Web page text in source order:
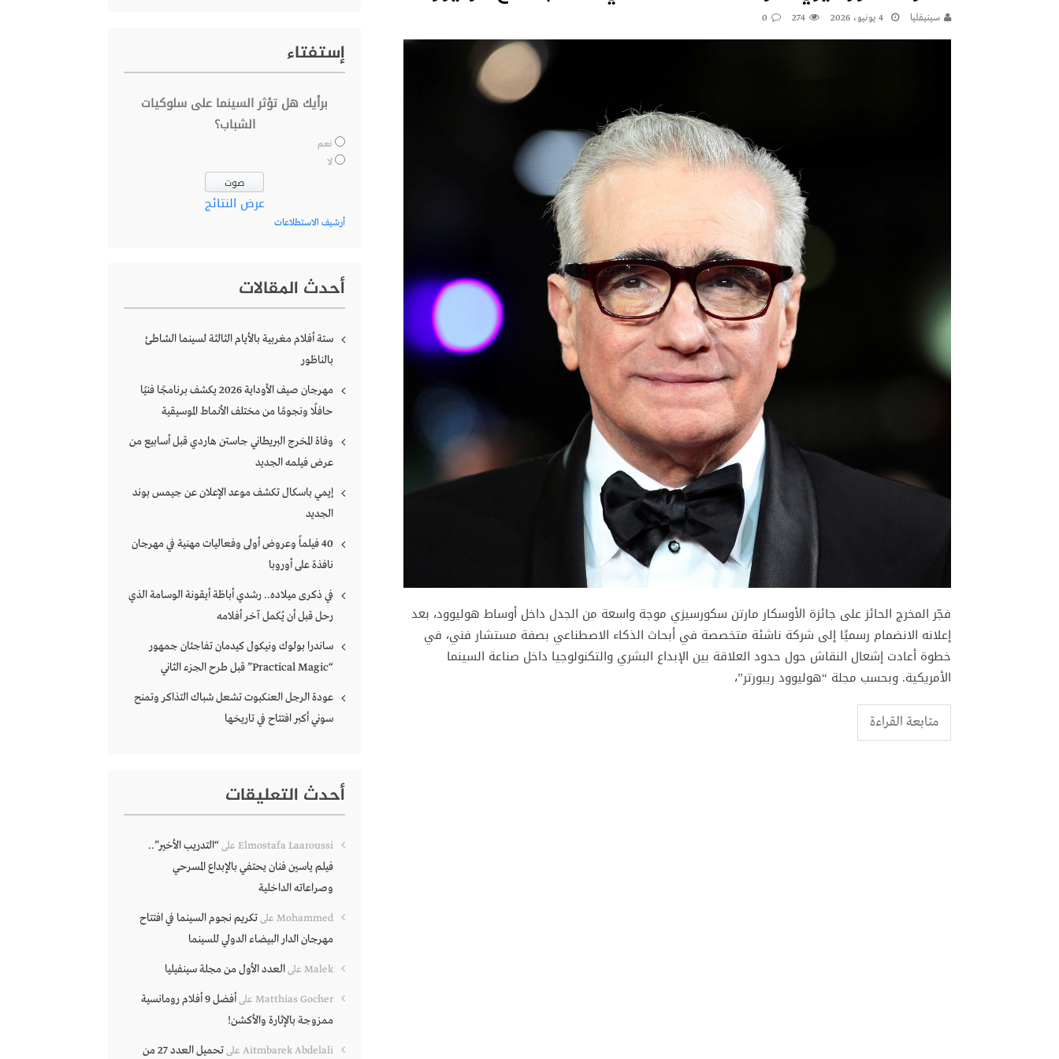
سينيفليا 4 يونيو، 2026 274
0
فجّر المخرج الحائز على جائزة الأوسكار مارتن سكورسيزي موجة واسعة من الجدل داخل أوساط هوليوود، بعد
إعلانه الانضمام رسميًا إلى شركة ناشئة متخصصة في أبحاث الذكاء الاصطناعي بصفة مستشار فني، في
خطوة أعادت إشعال النقاش حول حدود العلاقة بين الإبداع البشري والتكنولوجيا داخل صناعة السينما
الأمريكية. وبحسب مجلة “هوليوود ريبورتر”،
متابعة القراءة
إستفتاء
برأيك هل تؤثر السينما على سلوكيات
الشباب؟
نعم
لا
عرض النتائج
أرشيف الاستطلاعات
أحدث المقالات
ستة أفلام مغربية بالأيام الثالثة لسينما الشاطئ
بالناظور
مهرجان صيف الأوداية 2026 يكشف برنامجًا فنيًا
حافلًا ونجومًا من مختلف الأنماط الموسيقية
وفاة المخرج البريطاني جاستن هاردي قبل أسابيع من
عرض فيلمه الجديد
إيمي باسكال تكشف موعد الإعلان عن جيمس بوند
الجديد
40 فيلماً وعروض أولى وفعاليات مهنية في مهرجان
نافذة على أوروبا
في ذكرى ميلاده.. رشدي أباظة أيقونة الوسامة الذي
رحل قبل أن يُكمل آخر أفلامه
ساندرا بولوك ونيكول كيدمان تفاجئان جمهور
“Practical Magic” قبل طرح الجزء الثاني
عودة الرجل العنكبوت تشعل شباك التذاكر وتمنح
سوني أكبر افتتاح في تاريخها
أحدث التعليقات
Elmostafa Laaroussi على“التدريب الأخير”..
فيلم ياسين فنان يحتفي بالإبداع المسرحي
وصراعاته الداخلية
Mohammed علىتكريم نجوم السينما في افتتاح
مهرجان الدار البيضاء الدولي للسينما
Malek علىالعدد الأول من مجلة سينفيليا
Matthias Gocher على
أفضل 9 أفلام رومانسية
ممزوجة بالإثارة والأكشن!
Aitmbarek Abdelali على
تحميل العدد 27 من